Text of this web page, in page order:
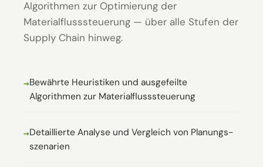
Algorithmen zur Optimierung der
Materialflusssteuerung — über alle Stufen der
Supply Chain hinweg.
Bewährte Heuristiken und ausgefeilte
Algorithmen zur Materialflusssteuerung
Detaillierte Analyse und Vergleich von Planungs­
szenarien